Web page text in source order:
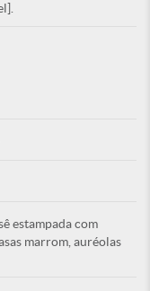
estampada com
marrom, auréolas